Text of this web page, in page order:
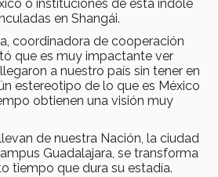
o instituciones de esta índole
en Shangái.
coordinadora de cooperación
que es muy impactante ver
a nuestro país sin tener en
estereotipo de lo que es México
obtienen una visión muy
de nuestra Nación, la ciudad
Guadalajara, se transforma
tiempo que dura su estadía.